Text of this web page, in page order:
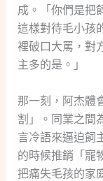
成。「你們是把
這樣對待毛小孩
裡破口大罵，對
主多的是。」
那一刻，阿杰體
割」。同業之間
言冷語來逼迫飼
的時候推銷「寵
把痛失毛孩的家